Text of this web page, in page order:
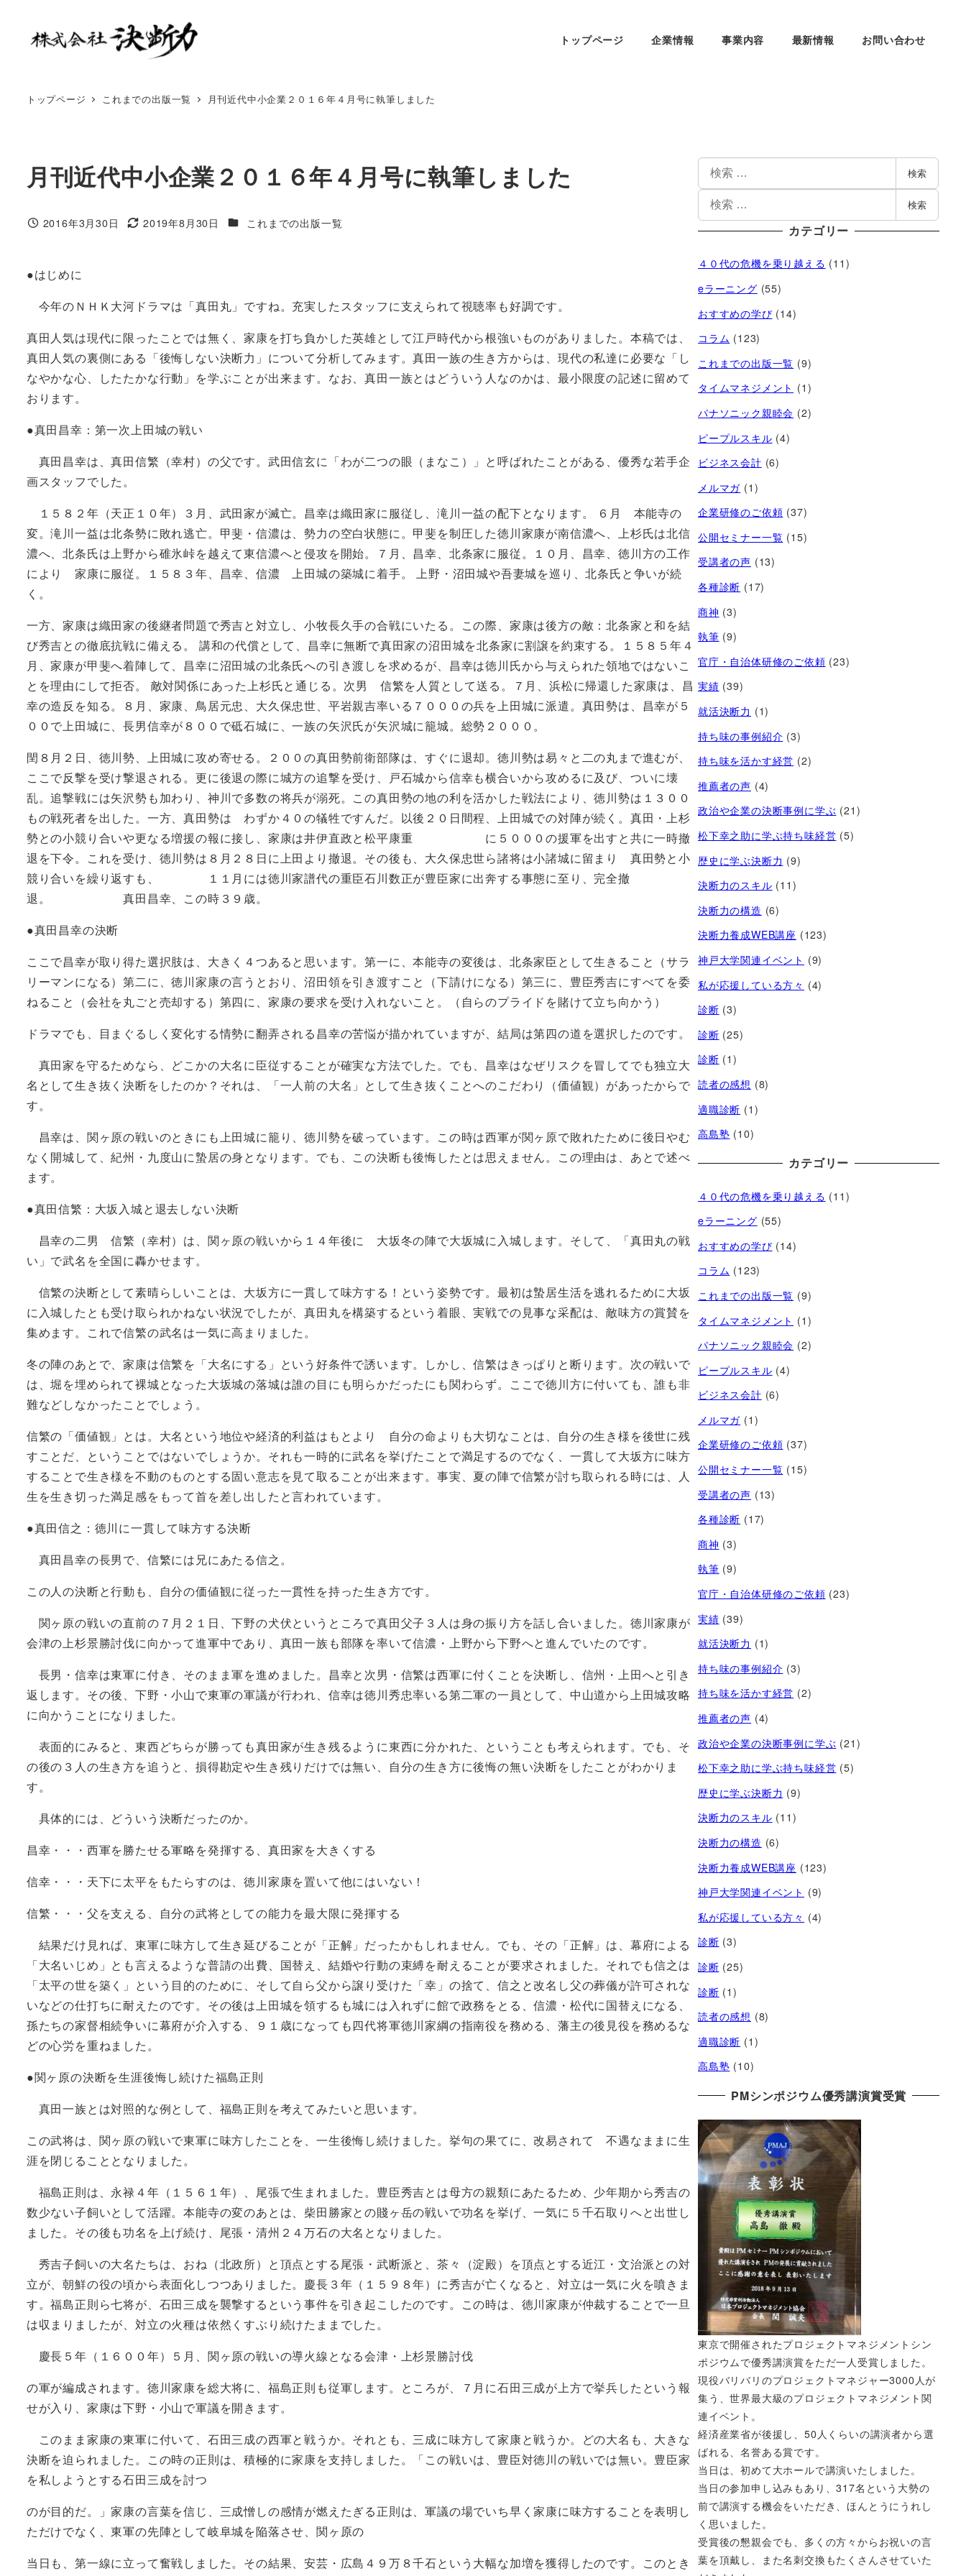
トップページ 企業情報 事業内容 最新情報 お問い合わせ
トップページ これまでの出版一覧 月刊近代中小企業２０１６年４月号に執筆しました
月刊近代中小企業２０１６年４月号に執筆しました
2016年3月30日 2019年8月30日 これまでの出版一覧
●はじめに
今年のＮＨＫ大河ドラマは「真田丸」ですね。充実したスタッフに支えられて視聴率も好調です。
真田人気は現代に限ったことでは無く、家康を打ち負かした英雄として江戸時代から根強いものがありました。本稿では、
真田人気の裏側にある「後悔しない決断力」について分析してみます。真田一族の生き方からは、現代の私達に必要な「し
なやかな心、したたかな行動」を学ぶことが出来ます。なお、真田一族とはどういう人なのかは、最小限度の記述に留めて
おります。
●真田昌幸：第一次上田城の戦い
真田昌幸は、真田信繁（幸村）の父です。武田信玄に「わが二つの眼（まなこ）」と呼ばれたことがある、優秀な若手企
画スタッフでした。
１５８２年（天正１０年）３月、武田家が滅亡。昌幸は織田家に服従し、滝川一益の配下となります。 ６月 本能寺の
変。滝川一益は北条勢に敗れ逃亡。甲斐・信濃は、勢力の空白状態に。甲斐を制圧した徳川家康が南信濃へ、上杉氏は北信
濃へ、北条氏は上野から碓氷峠を越えて東信濃へと侵攻を開始。７月、昌幸、北条家に服従。１０月、昌幸、徳川方の工作
により 家康に服従。１５８３年、昌幸、信濃 上田城の築城に着手。 上野・沼田城や吾妻城を巡り、北条氏と争いが続
く。
一方、家康は織田家の後継者問題で秀吉と対立し、小牧長久手の合戦にいたる。この際、家康は後方の敵：北条家と和を結
び秀吉との徹底抗戦に備える。 講和の代償として、昌幸に無断で真田家の沼田城を北条家に割譲を約束する。１５８５年４
月、家康が甲斐へ着陣して、昌幸に沼田城の北条氏への引き渡しを求めるが、昌幸は徳川氏から与えられた領地ではないこ
とを理由にして拒否。 敵対関係にあった上杉氏と通じる。次男 信繁を人質として送る。７月、浜松に帰還した家康は、昌
幸の造反を知る。８月、家康、鳥居元忠、大久保忠世、平岩親吉率いる７０００の兵を上田城に派遣。真田勢は、昌幸が５
００で上田城に、長男信幸が８００で砥石城に、一族の矢沢氏が矢沢城に籠城。総勢２０００。
閏８月２日、徳川勢、上田城に攻め寄せる。２００の真田勢前衛部隊は、すぐに退却。徳川勢は易々と二の丸まで進むが、
ここで反撃を受け撃退される。更に後退の際に城方の追撃を受け、戸石城から信幸も横合いから攻めるに及び、ついに壊
乱。追撃戦には矢沢勢も加わり、神川で多数の将兵が溺死。この真田勢の地の利を活かした戦法により、徳川勢は１３００
もの戦死者を出した。一方、真田勢は わずか４０の犠牲ですんだ。以後２０日間程、上田城での対陣が続く。真田・上杉
勢との小競り合いや更なる増援の報に接し、家康は井伊直政と松平康重 に５０００の援軍を出すと共に一時撤
退を下令。これを受け、徳川勢は８月２８日に上田より撤退。その後も、大久保忠世ら諸将は小諸城に留まり 真田勢と小
競り合いを繰り返すも、 １１月には徳川家譜代の重臣石川数正が豊臣家に出奔する事態に至り、完全撤
退。 真田昌幸、この時３９歳。
●真田昌幸の決断
ここで昌幸が取り得た選択肢は、大きく４つあると思います。第一に、本能寺の変後は、北条家臣として生きること（サラ
リーマンになる）第二に、徳川家康の言うとおり、沼田領を引き渡すこと（下請けになる）第三に、豊臣秀吉にすべてを委
ねること（会社を丸ごと売却する）第四に、家康の要求を受け入れないこと。（自らのプライドを賭けて立ち向かう）
ドラマでも、目まぐるしく変化する情勢に翻弄される昌幸の苦悩が描かれていますが、結局は第四の道を選択したのです。
真田家を守るためなら、どこかの大名に臣従することが確実な方法でした。でも、昌幸はなぜリスクを冒してでも独立大
名として生き抜く決断をしたのか？それは、「一人前の大名」として生き抜くことへのこだわり（価値観）があったからで
す。
昌幸は、関ヶ原の戦いのときにも上田城に籠り、徳川勢を破っています。この時は西軍が関ヶ原で敗れたために後日やむ
なく開城して、紀州・九度山に蟄居の身となります。でも、この決断も後悔したとは思えません。この理由は、あとで述べ
ます。
●真田信繁：大坂入城と退去しない決断
昌幸の二男 信繁（幸村）は、関ヶ原の戦いから１４年後に 大坂冬の陣で大坂城に入城します。そして、「真田丸の戦
い」で武名を全国に轟かせます。
信繁の決断として素晴らしいことは、大坂方に一貫して味方する！という姿勢です。最初は蟄居生活を逃れるために大坂
に入城したとも受け取られかねない状況でしたが、真田丸を構築するという着眼、実戦での見事な采配は、敵味方の賞賛を
集めます。これで信繁の武名は一気に高まりました。
冬の陣のあとで、家康は信繁を「大名にする」という好条件で誘います。しかし、信繁はきっぱりと断ります。次の戦いで
は、堀を埋められて裸城となった大坂城の落城は誰の目にも明らかだったにも関わらず。ここで徳川方に付いても、誰も非
難などしなかったことでしょう。
信繁の「価値観」とは。大名という地位や経済的利益はもとより 自分の命よりも大切なことは、自分の生き様を後世に残
すことだ、ということではないでしょうか。それも一時的に武名を挙げたことで満足するのでなく、一貫して大坂方に味方
することで生き様を不動のものとする固い意志を見て取ることが出来ます。事実、夏の陣で信繁が討ち取られる時には、人
生を生き切った満足感をもって首を差し出したと言われています。
●真田信之：徳川に一貫して味方する決断
真田昌幸の長男で、信繁には兄にあたる信之。
この人の決断と行動も、自分の価値観に従った一貫性を持った生き方です。
関ヶ原の戦いの直前の７月２１日、下野の犬伏というところで真田父子３人は身の振り方を話し合いました。徳川家康が
会津の上杉景勝討伐に向かって進軍中であり、真田一族も部隊を率いて信濃・上野から下野へと進んでいたのです。
長男・信幸は東軍に付き、そのまま軍を進めました。昌幸と次男・信繁は西軍に付くことを決断し、信州・上田へと引き
返します。その後、下野・小山で東軍の軍議が行われ、信幸は徳川秀忠率いる第二軍の一員として、中山道から上田城攻略
に向かうことになりました。
表面的にみると、東西どちらが勝っても真田家が生き残るように東西に分かれた、ということも考えられます。でも、そ
の後の３人の生き方を追うと、損得勘定や生き残りだけでは無い、自分の生き方に後悔の無い決断をしたことがわかりま
す。
具体的には、どういう決断だったのか。
昌幸・・・西軍を勝たせる軍略を発揮する、真田家を大きくする
信幸・・・天下に太平をもたらすのは、徳川家康を置いて他にはいない！
信繁・・・父を支える、自分の武将としての能力を最大限に発揮する
結果だけ見れば、東軍に味方して生き延びることが「正解」だったかもしれません。でも、その「正解」は、幕府による
「大名いじめ」とも言えるような普請の出費、国替え、結婚や行動の束縛を耐えることが要求されました。それでも信之は
「太平の世を築く」という目的のために、そして自ら父から譲り受けた「幸」の捨て、信之と改名し父の葬儀が許可されな
いなどの仕打ちに耐えたのです。その後は上田城を領するも城には入れずに館で政務をとる、信濃・松代に国替えになる、
孫たちの家督相続争いに幕府が介入する、９１歳になっても四代将軍徳川家綱の指南役を務める、藩主の後見役を務めるな
どの心労を重ねました。
●関ヶ原の決断を生涯後悔し続けた福島正則
真田一族とは対照的な例として、福島正則を考えてみたいと思います。
この武将は、関ヶ原の戦いで東軍に味方したことを、一生後悔し続けました。挙句の果てに、改易されて 不遇なままに生
涯を閉じることとなりました。
福島正則は、永禄４年（１５６１年）、尾張で生まれました。豊臣秀吉とは母方の親類にあたるため、少年期から秀吉の
数少ない子飼いとして活躍。本能寺の変のあとは、柴田勝家との賤ヶ岳の戦いで功名を挙げ、一気に５千石取りへと出世し
ました。その後も功名を上げ続け、尾張・清州２４万石の大名となりました。
秀吉子飼いの大名たちは、おね（北政所）と頂点とする尾張・武断派と、茶々（淀殿）を頂点とする近江・文治派との対
立が、朝鮮の役の頃から表面化しつつありました。慶長３年（１５９８年）に秀吉が亡くなると、対立は一気に火を噴きま
す。福島正則ら七将が、石田三成を襲撃するという事件を引き起こしたのです。この時は、徳川家康が仲裁することで一旦
は収まりましたが、対立の火種は依然くすぶり続けたままでした。
慶長５年（１６００年）５月、関ヶ原の戦いの導火線となる会津・上杉景勝討伐
の軍が編成されます。徳川家康を総大将に、福島正則も従軍します。ところが、７月に石田三成が上方で挙兵したという報
せが入り、家康は下野・小山で軍議を開きます。
このまま家康の東軍に付いて、石田三成の西軍と戦うか。それとも、三成に味方して家康と戦うか。どの大名も、大きな
決断を迫られました。この時の正則は、積極的に家康を支持しました。「この戦いは、豊臣対徳川の戦いでは無い。豊臣家
を私しようとする石田三成を討つ
のが目的だ。」家康の言葉を信じ、三成憎しの感情が燃えたぎる正則は、軍議の場でいち早く家康に味方することを表明し
ただけでなく、東軍の先陣として岐阜城を陥落させ、関ヶ原の
当日も、第一線に立って奮戦しました。その結果、安芸・広島４９万８千石という大幅な加増を獲得したのです。このとき
検索
検索
カテゴリー
４０代の危機を乗り越える (11)
eラーニング (55)
おすすめの学び (14)
コラム (123)
これまでの出版一覧 (9)
タイムマネジメント (1)
パナソニック親睦会 (2)
ピープルスキル (4)
ビジネス会計 (6)
メルマガ (1)
企業研修のご依頼 (37)
公開セミナー一覧 (15)
受講者の声 (13)
各種診断 (17)
商神 (3)
執筆 (9)
官庁・自治体研修のご依頼 (23)
実績 (39)
就活決断力 (1)
持ち味の事例紹介 (3)
持ち味を活かす経営​ (2)
推薦者の声 (4)
政治や企業の決断事例に学ぶ (21)
松下幸之助に学ぶ持ち味経営 (5)
歴史に学ぶ決断力 (9)
決断力のスキル (11)
決断力の構造 (6)
決断力養成WEB講座 (123)
神戸大学関連イベント (9)
私が応援している方々 (4)
診断 (3)
診断 (25)
診断 (1)
読者の感想 (8)
適職診断 (1)
高島塾 (10)
カテゴリー
４０代の危機を乗り越える (11)
eラーニング (55)
おすすめの学び (14)
コラム (123)
これまでの出版一覧 (9)
タイムマネジメント (1)
パナソニック親睦会 (2)
ピープルスキル (4)
ビジネス会計 (6)
メルマガ (1)
企業研修のご依頼 (37)
公開セミナー一覧 (15)
受講者の声 (13)
各種診断 (17)
商神 (3)
執筆 (9)
官庁・自治体研修のご依頼 (23)
実績 (39)
就活決断力 (1)
持ち味の事例紹介 (3)
持ち味を活かす経営​ (2)
推薦者の声 (4)
政治や企業の決断事例に学ぶ (21)
松下幸之助に学ぶ持ち味経営 (5)
歴史に学ぶ決断力 (9)
決断力のスキル (11)
決断力の構造 (6)
決断力養成WEB講座 (123)
神戸大学関連イベント (9)
私が応援している方々 (4)
診断 (3)
診断 (25)
診断 (1)
読者の感想 (8)
適職診断 (1)
高島塾 (10)
PMシンポジウム優秀講演賞受賞
東京で開催されたプロジェクトマネジメントシン
ポジウムで優秀講演賞をただ一人受賞しました。
現役バリバリのプロジェクトマネジャー3000人が
集う、世界最大級のプロジェクトマネジメント関
連イベント。
経済産業省が後援し、50人くらいの講演者から選
ばれる、名誉ある賞です。
当日は、初めて大ホールで講演いたしました。
当日の参加申し込みもあり、317名という大勢の
前で講演する機会をいただき、ほんとうにうれし
く思いました。
受賞後の懇親会でも、多くの方々からお祝いの言
葉を頂戴し、また名刺交換もたくさんさせていた